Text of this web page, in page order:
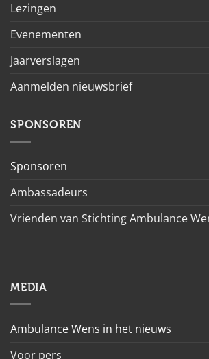
Lezingen
Evenementen
Jaarverslagen
Aanmelden nieuwsbrief
SPONSOREN
Sponsoren
Ambassadeurs
Vrienden van Stichting Ambulance
MEDIA
Ambulance Wens in het nieuws
Voor pers